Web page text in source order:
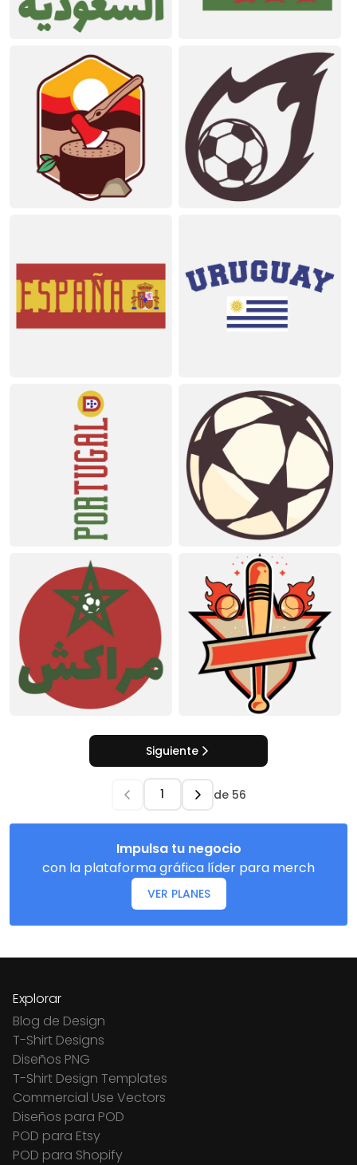
Siguiente
de 56
Impulsa tu negocio
con la plataforma gráfica líder para merch
VER PLANES
Explorar
Blog de Design
T-Shirt Designs
Diseños PNG
T-Shirt Design Templates
Commercial Use Vectors
Diseños para POD
POD para Etsy
POD para Shopify